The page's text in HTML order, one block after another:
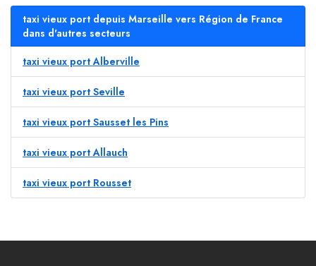
taxi vieux port depuis Marseille vers Région de France
dans d'autres secteurs
taxi vieux port Alberville
taxi vieux port Seville
taxi vieux port Sausset les Pins
taxi vieux port Allauch
taxi vieux port Rousset